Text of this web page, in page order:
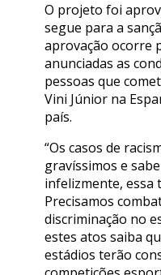
O projeto foi
segue para a
aprovação ocorre
anunciadas as
pessoas que
Vini Júnior na
país.
“Os casos de
gravíssimos e
infelizmente, essa
Precisamos
discriminação no
estes atos saiba
estádios terão